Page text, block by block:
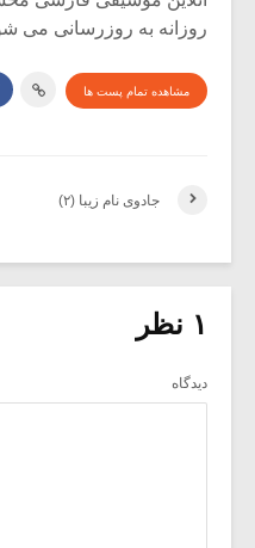
روزانه به روزرسانی می
مشاهده تمام پست ها
جادوی نام زیبا (۲)
۱ نظر
دیدگاه